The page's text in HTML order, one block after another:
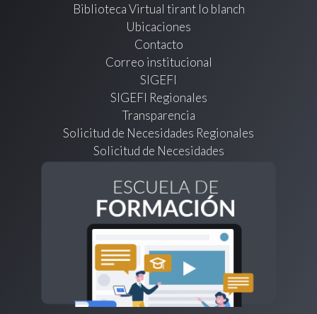
Biblioteca Virtual tirant lo blanch
Ubicaciones
Contacto
Correo institucional
SIGEFI
SIGEFI Regionales
Transparencia
Solicitud de Necesidades Regionales
Solicitud de Necesidades